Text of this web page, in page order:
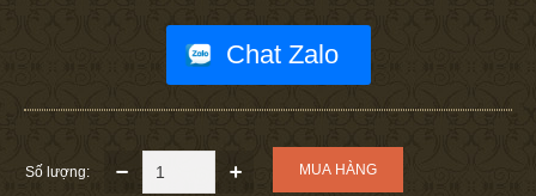
Chat Zalo
Số lượng: